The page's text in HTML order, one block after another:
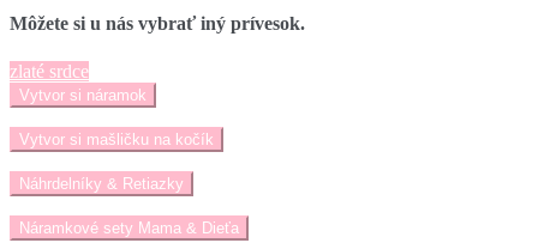
Môžete si u nás vybrať iný prívesok.
zlaté srdce
Vytvor si náramok
Vytvor si mašličku na kočík
Náhrdelníky & Retiazky
Náramkové sety Mama & Dieťa